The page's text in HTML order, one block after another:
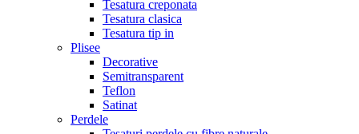
Tesatura creponata
Tesatura clasica
Tesatura tip in
Plisee
Decorative
Semitransparent
Teflon
Satinat
Perdele